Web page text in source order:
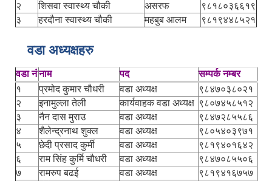
२
शिसवा स्वास्थ्य चौकी असरफ
९८१८०३६६१९
३
हरदौना स्वास्थ्य चौकी महबुब आलम ९८१९४४८५२१
वडा अध्यक्षहरु
वडा नंनाम पद
सम्पर्क नम्बर
१
प्रमोद कुमार चौधरी वडा अध्यक्ष
९८४७०३८०२१
२
इनामुल्ला तेली कार्यवाहक वडा अध्यक्ष ९८०७४५८५१२
३
नैन दास मुराउ वडा अध्यक्ष
९८४७२८५५८६
४
शैलेन्द्रनाथ शुक्ल वडा अध्यक्ष
९८०५४०३९७१
५
छेदी प्रसाद कुर्मी वडा अध्यक्ष
९८१९४०१६४२
६
राम सिंह कुर्मि चौधरी वडा अध्यक्ष
९८४७०८५५०६
७
रामरुप बढई वडा अध्यक्ष
९८१९४१६७५७